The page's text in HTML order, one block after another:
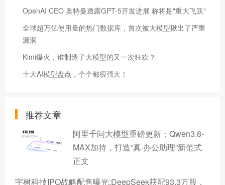
OpenAI CEO 奥特曼透露GPT-5开发进展 称将是"重大飞跃"
全球超万亿使用量的热门数据库，首次被大模型揪出了严重
漏洞
Kimi爆火，谁制造了大模型的又一次狂欢？
十大AI模型盘点，个个都很强大！
推荐文章
阿里千问大模型重磅更新：Qwen3.8-
MAX加持，打造“真·办公助理”新范式
正文
宇树科技IPO战略配售曝光:DeepSeek获配93.3万股，